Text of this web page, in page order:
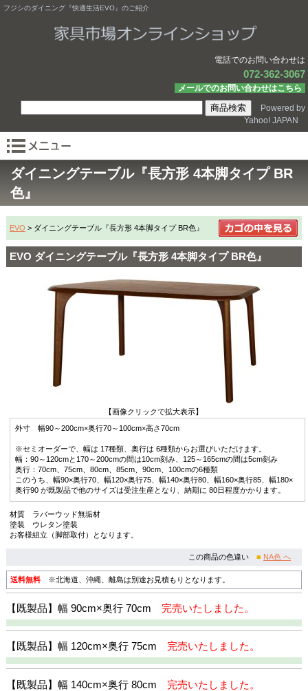
フジシのダイニング『快適生活EVO』のご紹介
電話でのお問い合わせは
072-362-3067
メールでのお問い合わせはこちら
Powered by
Yahoo! JAPAN
ダイニングテーブル『長方形 4本脚タイプ BR
色』
EVO > ダイニングテーブル『長方形 4本脚タイプ BR色』
EVO ダイニングテーブル『長方形 4本脚タイプ BR色』
【画像クリックで拡大表示】
外寸 幅90～200cm×奥行70～100cm×高さ70cm
※セミオーダーで、幅は 17種類、奥行は 6種類からお選びいただけます。
幅：90～120cmと170～200cmの間は10cm刻み、125～165cmの間は5cm刻み
奥行：70cm、75cm、80cm、85cm、90cm、100cmの6種類
このうち、幅90×奥行70、幅120×奥行75、幅140×奥行80、幅160×奥行85、幅180×
奥行90 が既製品で他のサイズは受注生産となり、納期に 80日程度かかります。
材質 ラバーウッド無垢材
塗装 ウレタン塗装
お客様組立（脚部取付）となります。
この商品の色違い■ NA色 へ
送料無料※北海道、沖縄、離島は別途お見積もりとなります。
【既製品】幅 90cm×奥行 70cm 完売いたしました。
【既製品】幅 120cm×奥行 75cm 完売いたしました。
【既製品】幅 140cm×奥行 80cm 完売いたしました。